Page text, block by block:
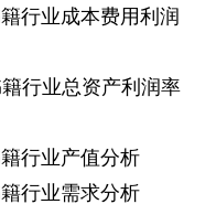
行业成本费用利润
行业总资产利润率
行业产值分析
行业需求分析